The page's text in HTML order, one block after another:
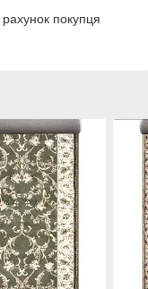
покупця